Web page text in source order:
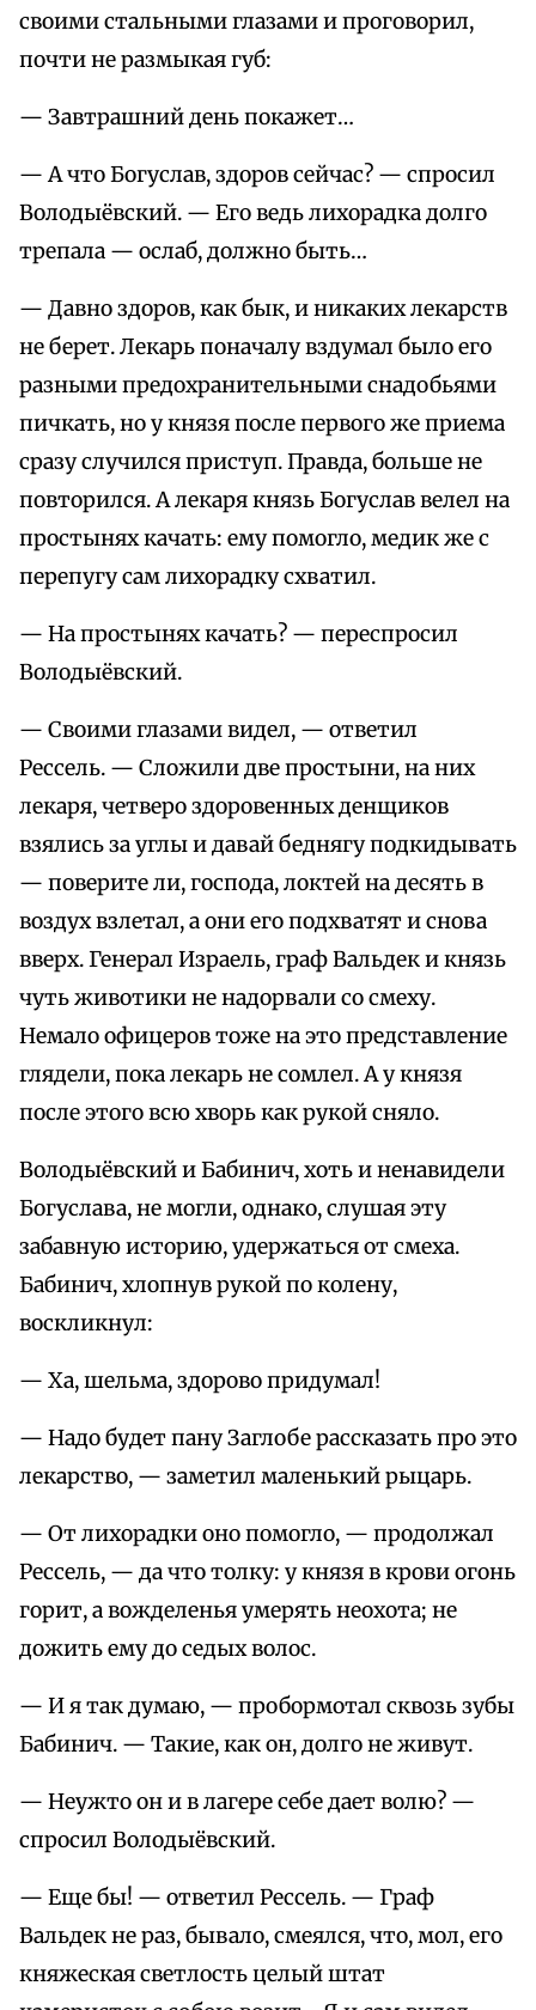
своими стальными глазами и проговорил,
почти не размыкая губ:
— Завтрашний день покажет…
— А что Богуслав, здоров сейчас? — спросил
Володыёвский. — Его ведь лихорадка долго
трепала — ослаб, должно быть…
— Давно здоров, как бык, и никаких лекарств
не берет. Лекарь поначалу вздумал было его
разными предохранительными снадобьями
пичкать, но у князя после первого же приема
сразу случился приступ. Правда, больше не
повторился. А лекаря князь Богуслав велел на
простынях качать: ему помогло, медик же с
перепугу сам лихорадку схватил.
— На простынях качать? — переспросил
Володыёвский.
— Своими глазами видел, — ответил
Рессель. — Сложили две простыни, на них
лекаря, четверо здоровенных денщиков
взялись за углы и давай беднягу подкидывать
— поверите ли, господа, локтей на десять в
воздух взлетал, а они его подхватят и снова
вверх. Генерал Израель, граф Вальдек и князь
чуть животики не надорвали со смеху.
Немало офицеров тоже на это представление
глядели, пока лекарь не сомлел. А у князя
после этого всю хворь как рукой сняло.
Володыёвский и Бабинич, хоть и ненавидели
Богуслава, не могли, однако, слушая эту
забавную историю, удержаться от смеха.
Бабинич, хлопнув рукой по колену,
воскликнул:
— Ха, шельма, здорово придумал!
— Надо будет пану Заглобе рассказать про это
лекарство, — заметил маленький рыцарь.
— От лихорадки оно помогло, — продолжал
Рессель, — да что толку: у князя в крови огонь
горит, а вожделенья умерять неохота; не
дожить ему до седых волос.
— И я так думаю, — пробормотал сквозь зубы
Бабинич. — Такие, как он, долго не живут.
— Неужто он и в лагере себе дает волю? —
спросил Володыёвский.
— Еще бы! — ответил Рессель. — Граф
Вальдек не раз, бывало, смеялся, что, мол, его
княжеская светлость целый штат